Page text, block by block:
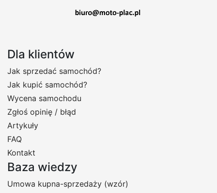
Dla klientów
Jak sprzedać samochód?
Jak kupić samochód?
Wycena samochodu
Zgłoś opinię / błąd
Artykuły
FAQ
Kontakt
Baza wiedzy
Umowa kupna-sprzedaży (wzór)